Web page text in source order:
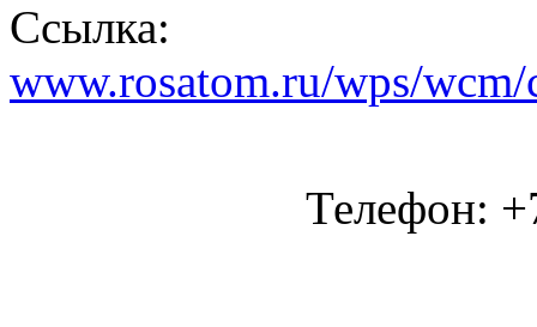
Ссылка:
www.rosatom.ru/wps/
Телефон: